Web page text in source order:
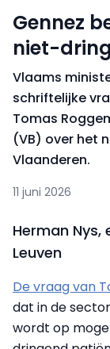
Gennez
niet-
Vlaams
schriftelijke
Tomas
(VB) over het
Vlaanderen.
11 juni 2026
Herman Nys,
Leuven
De vraag van
dat in de
wordt op